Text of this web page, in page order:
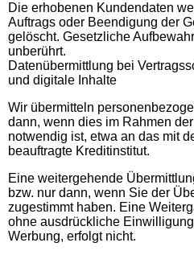
Die erhobenen Kundendaten
Auftrags oder Beendigung der
gelöscht. Gesetzliche
unberührt.
Datenübermittlung bei
und digitale Inhalte
Wir übermitteln
dann, wenn dies im Rahmen
notwendig ist, etwa an das mit
beauftragte Kreditinstitut.
Eine weitergehende
bzw. nur dann, wenn Sie der
zugestimmt haben. Eine
ohne ausdrückliche
Werbung, erfolgt nicht.